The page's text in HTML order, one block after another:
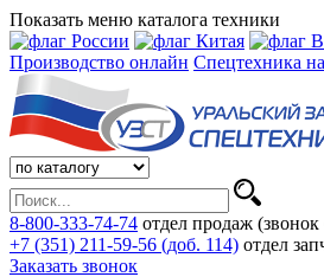
Показать меню каталога техники
Производство онлайн Спецтехника
8-800-333-74-74 отдел продаж
+7 (351) 211-59-56 (доб. 114) отдел
Заказать звонок